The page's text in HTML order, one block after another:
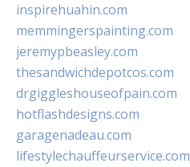
inspirehuahin.com
memmingerspainting.com
jeremypbeasley.com
thesandwichdepotcos.com
drgiggleshouseofpain.com
hotflashdesigns.com
garagenadeau.com
lifestylechauffeurservice.com